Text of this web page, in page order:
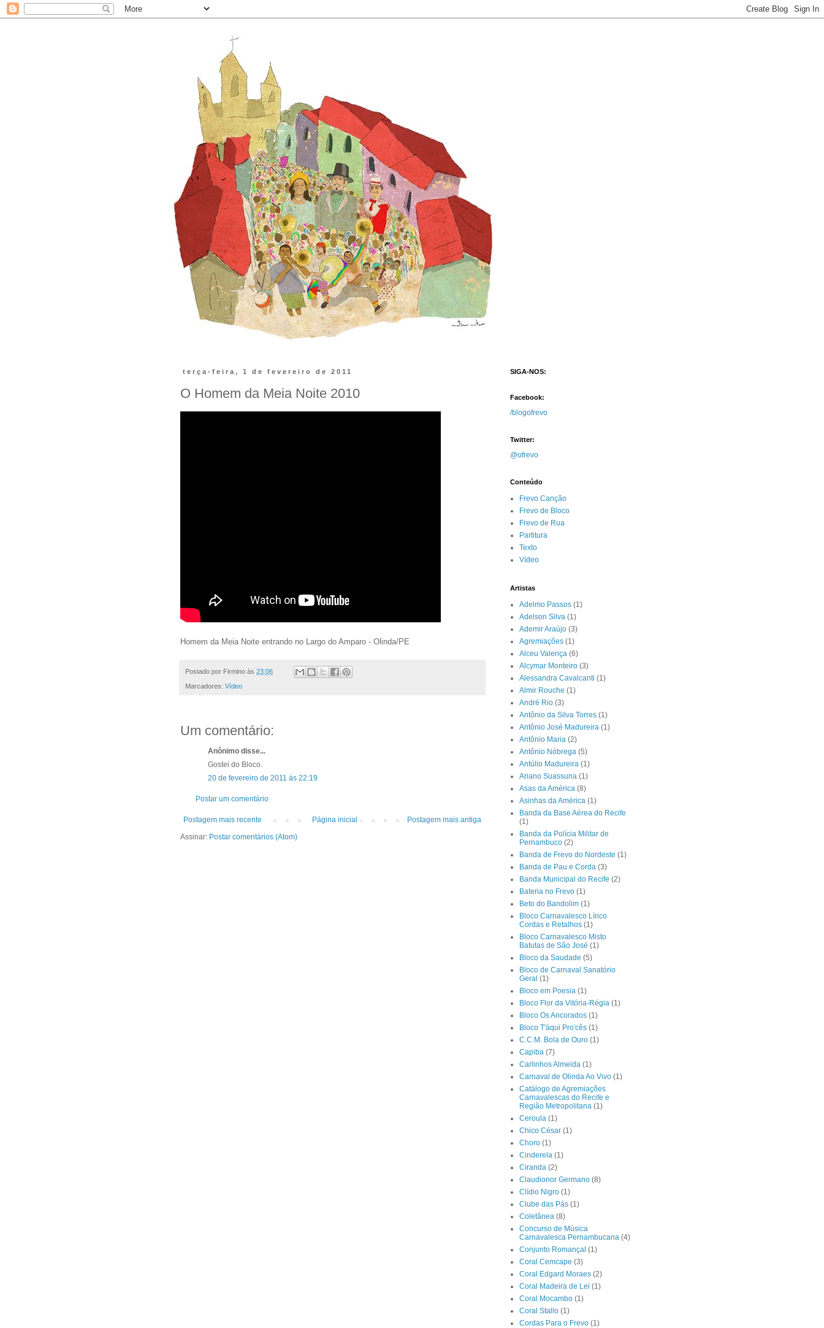
terça-feira, 1 de fevereiro de 2011
O Homem da Meia Noite 2010
Homem da Meia Noite entrando no Largo do Amparo - Olinda/PE
Postado por Firmino às 23:06
Marcadores: Vídeo
Um comentário:
Anônimo disse...
Gostei do Bloco.
20 de fevereiro de 2011 às 22:19
Postar um comentário
Postagem mais recente Postagem mais antiga
Página inicial
Assinar: Postar comentários (Atom)
SIGA-NOS:
Facebook:
/blogofrevo
Twitter:
@ofrevo
Conteúdo
Frevo Canção
Frevo de Bloco
Frevo de Rua
Partitura
Texto
Vídeo
Artistas
Adelmo Passos (1)
Adelson Silva (1)
Ademir Araújo (3)
Agremiações (1)
Alceu Valença (6)
Alcymar Monteiro (3)
Alessandra Cavalcanti (1)
Almir Rouche (1)
André Rio (3)
Antônio da Silva Torres (1)
Antônio José Madureira (1)
Antônio Maria (2)
Antônio Nóbrega (5)
Antúlio Madureira (1)
Ariano Suassuna (1)
Asas da América (8)
Asinhas da América (1)
Banda da Base Aérea do Recife
(1)
Banda da Polícia Militar de
Pernambuco (2)
Banda de Frevo do Nordeste (1)
Banda de Pau e Corda (3)
Banda Municipal do Recife (2)
Bateria no Frevo (1)
Beto do Bandolim (1)
Bloco Carnavalesco Lírico
Cordas e Retalhos (1)
Bloco Carnavalesco Misto
Batutas de São José (1)
Bloco da Saudade (5)
Bloco de Carnaval Sanatório
Geral (1)
Bloco em Poesia (1)
Bloco Flor da Vitória-Régia (1)
Bloco Os Ancorados (1)
Bloco T'áqui Pro'cês (1)
C.C.M. Bola de Ouro (1)
Capiba (7)
Carlinhos Almeida (1)
Carnaval de Olinda Ao Vivo (1)
Catálogo de Agremiações
Carnavalescas do Recife e
Região Metropolitana (1)
Ceroula (1)
Chico César (1)
Choro (1)
Cinderela (1)
Ciranda (2)
Claudionor Germano (8)
Clídio Nigro (1)
Clube das Pás (1)
Coletânea (8)
Concurso de Música
Carnavalesca Pernambucana (4)
Conjunto Romançal (1)
Coral Cemcape (3)
Coral Edgard Moraes (2)
Coral Madeira de Lei (1)
Coral Mocambo (1)
Coral Stallo (1)
Cordas Para o Frevo (1)